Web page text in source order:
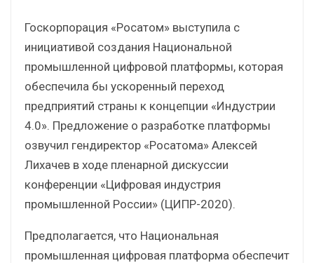
Госкорпорация «Росатом» выступила с
инициативой создания Национальной
промышленной цифровой платформы, которая
обеспечила бы ускоренный переход
предприятий страны к концепции «Индустрии
4.0». Предложение о разработке платформы
озвучил гендиректор «Росатома» Алексей
Лихачев в ходе пленарной дискуссии
конференции «Цифровая индустрия
промышленной России» (ЦИПР-2020).
Предполагается, что Национальная
промышленная цифровая платформа обеспечит